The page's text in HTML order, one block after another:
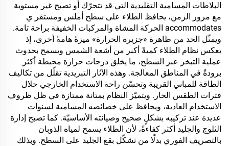
البلاطات المسامية التقليدية التي قد تتحرّك أو تصبح غير مستوية
مع مرور الزمن، يحافظ الطلاء على سطح أملس ومستقر ي
accommodates الحركة المشاة والمركبات الخفيفة براحة تامة.
ويمثّل الحد من ظاهرة «جزيرة الحرارة» ميزةً هامةً أخرى، إذ
يعكس نظام الطلاء كميةً أكبر من أشعة الشمس ويسمح بحدوث
عملية التبخر عبر السطح، ما يخلق درجات حرارة محيطة أكثر
برودةً في المناطق المعالجة. وهذه الآثار التبريدية تقلّل من تكاليف
الطاقة للمباني القريبة وتحسّن راحة الاستخدام الخارجي خلال
فترات الطقس الحار. ويتميّز النظام بمتانة ممتازة في ظل ظروف
الاستخدام العادية، ويحافظ على خصائصه المسامية لسنوات
عديدة عند تركيبه بشكلٍ صحيح وصيانته الأساسيّة. كما تصبح إدارة
الثلوج والجليد أكثر كفاءةً، لأن الطلاء يسمح لمياه الذوبان
بالتصريف الفوري بدلًا من تشكّل بقع الجليد على السطح. وبذلك